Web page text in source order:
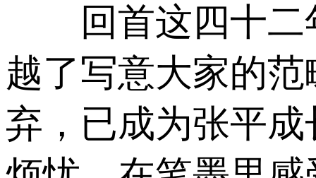
回首这四十二
越了写意大家的
弃，已成为张平